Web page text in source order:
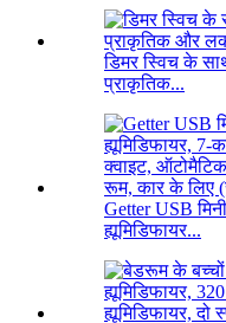
डिमर स्विच के
प्राकृतिक...
Getter USB
ह्यूमिडिफायर...